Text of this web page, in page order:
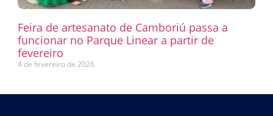
Feira de artesanato de Camboriú passa a
funcionar no Parque Linear a partir de
fevereiro
4 de fevereiro de 2026